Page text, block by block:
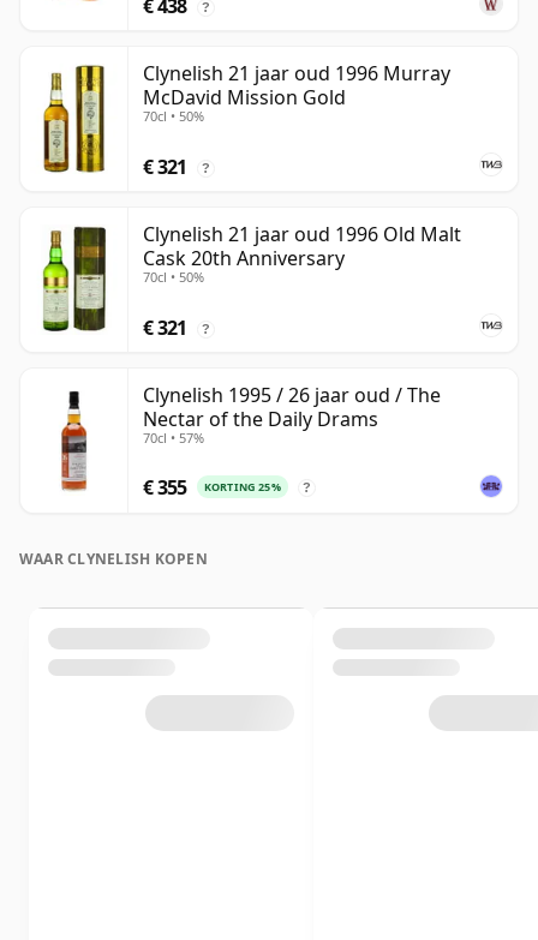
€ 438 ?
Clynelish 21 jaar oud 1996 Murray
McDavid Mission Gold
70cl • 50%
€ 321 ?
Clynelish 21 jaar oud 1996 Old Malt
Cask 20th Anniversary
70cl • 50%
€ 321 ?
Clynelish 1995 / 26 jaar oud / The
Nectar of the Daily Drams
70cl • 57%
€ 355 KORTING 25% ?
WAAR CLYNELISH KOPEN